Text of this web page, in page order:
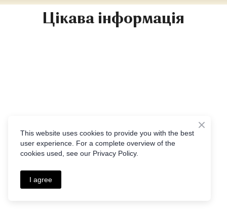
Цікава інформація
This website uses cookies to provide you with the best
user experience. For a complete overview of the
cookies used, see our Privacy Policy.
I agree